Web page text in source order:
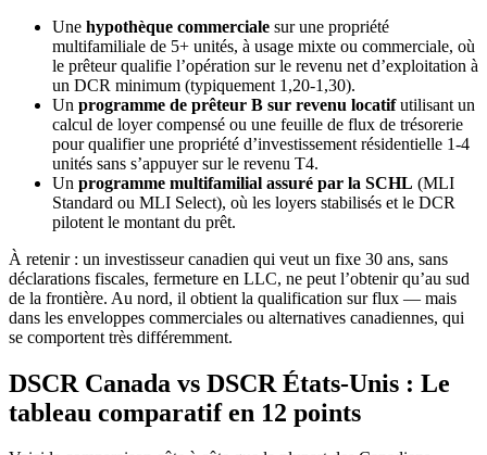
Une hypothèque commerciale sur une propriété
multifamiliale de 5+ unités, à usage mixte ou commerciale, où
le prêteur qualifie l’opération sur le revenu net d’exploitation à
un DCR minimum (typiquement 1,20-1,30).
Un programme de prêteur B sur revenu locatifutilisant un
calcul de loyer compensé ou une feuille de flux de trésorerie
pour qualifier une propriété d’investissement résidentielle 1-4
unités sans s’appuyer sur le revenu T4.
Un programme multifamilial assuré par la SCHL (MLI
Standard ou MLI Select), où les loyers stabilisés et le DCR
pilotent le montant du prêt.
À retenir : un investisseur canadien qui veut un fixe 30 ans, sans
déclarations fiscales, fermeture en LLC, ne peut l’obtenir qu’au sud
de la frontière. Au nord, il obtient la qualification sur flux — mais
dans les enveloppes commerciales ou alternatives canadiennes, qui
se comportent très différemment.
DSCR Canada vs DSCR États-Unis : Le
tableau comparatif en 12 points